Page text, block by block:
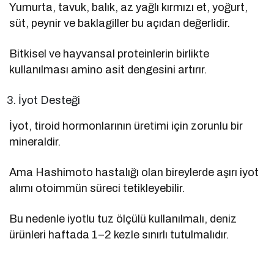
Yumurta, tavuk, balık, az yağlı kırmızı et, yoğurt,
süt, peynir ve baklagiller bu açıdan değerlidir.
Bitkisel ve hayvansal proteinlerin birlikte
kullanılması amino asit dengesini artırır.
İyot Desteği
İyot, tiroid hormonlarının üretimi için zorunlu bir
mineraldir.
Ama Hashimoto hastalığı olan bireylerde aşırı iyot
alımı otoimmün süreci tetikleyebilir.
Bu nedenle iyotlu tuz ölçülü kullanılmalı, deniz
ürünleri haftada 1–2 kezle sınırlı tutulmalıdır.